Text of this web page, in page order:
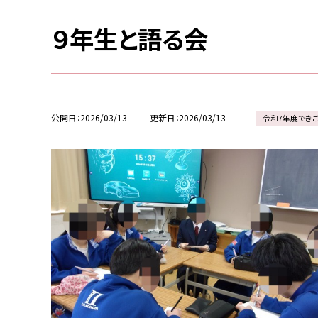
９年生と語る会
公開日 2026/03/13 更新日 2026/03/13 令和7年度でき